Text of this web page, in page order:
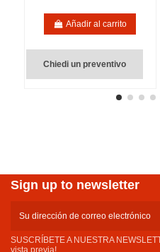
Añadir al carrito
Chiedi un preventivo
Sign up to newsletter
SUSCRÍBETE A NUESTRA